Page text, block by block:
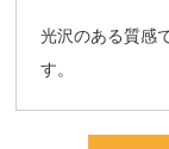
光沢のある質感
す。